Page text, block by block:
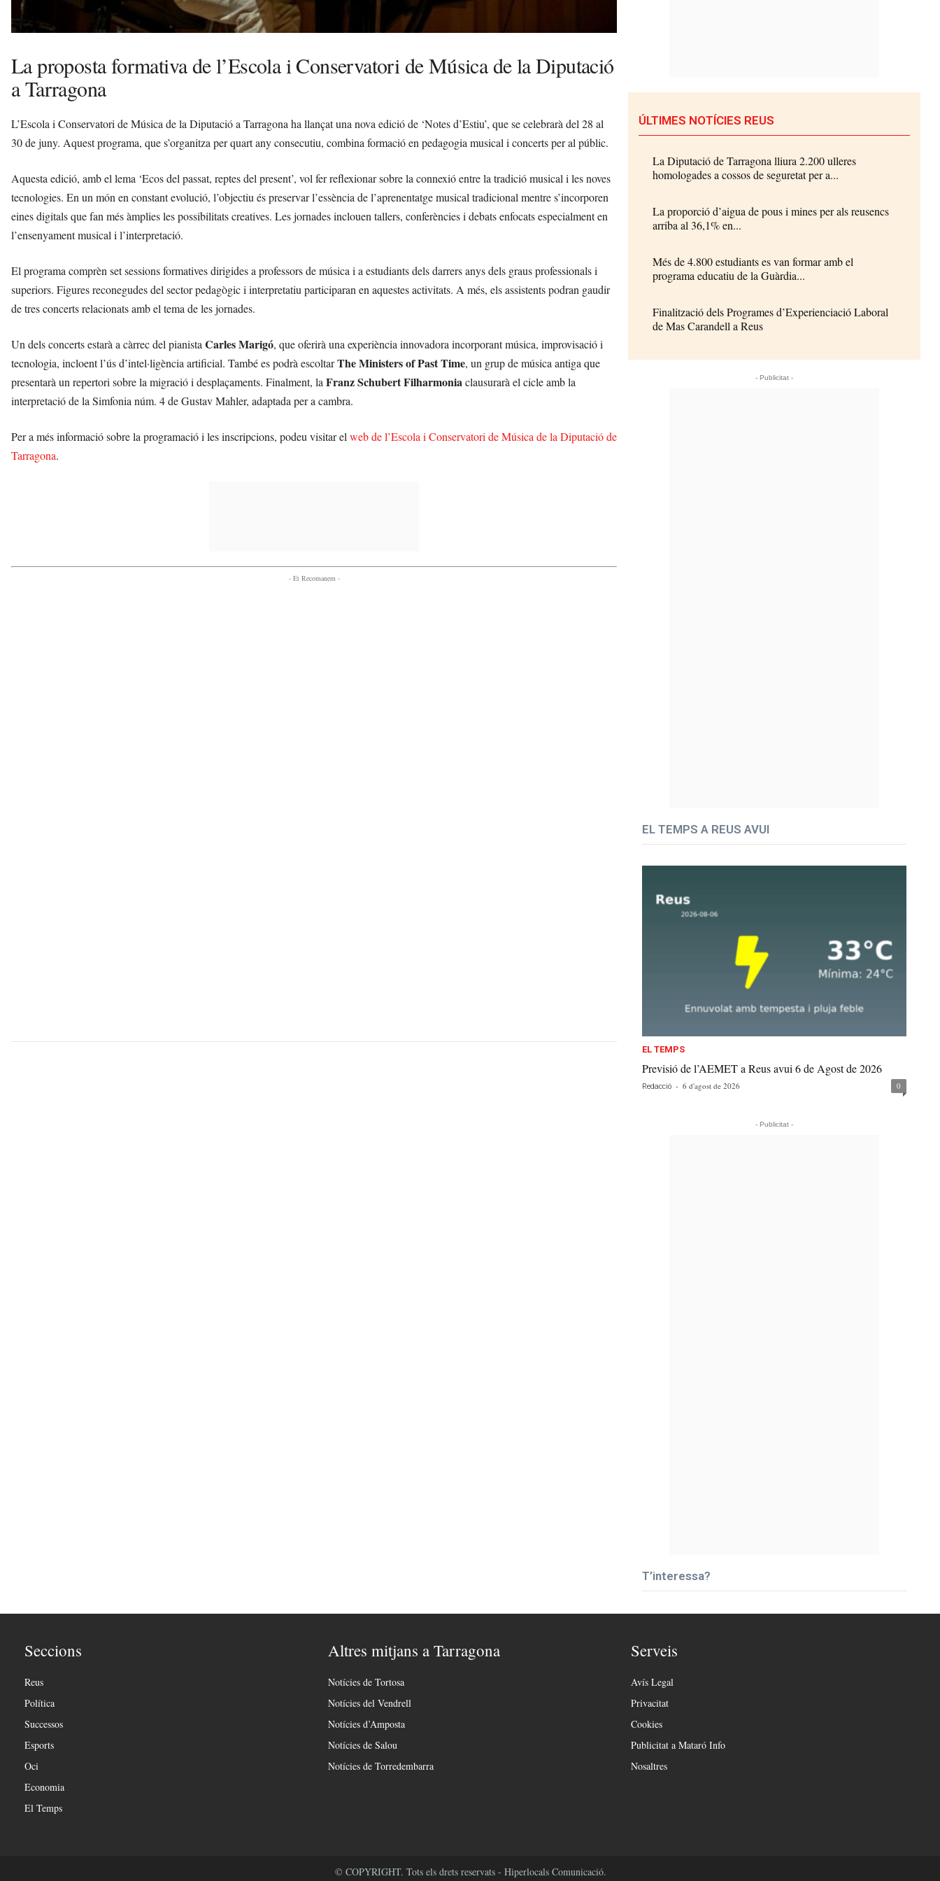
La proposta formativa de l’Escola i Conservatori de Música de la Diputació
a Tarragona
L’Escola i Conservatori de Música de la Diputació a Tarragona ha llançat una nova edició de ‘Notes d’Estiu’, que se celebrarà del 28 al
30 de juny. Aquest programa, que s’organitza per quart any consecutiu, combina formació en pedagogia musical i concerts per al públic.
Aquesta edició, amb el lema ‘Ecos del passat, reptes del present’, vol fer reflexionar sobre la connexió entre la tradició musical i les noves
tecnologies. En un món en constant evolució, l’objectiu és preservar l’essència de l’aprenentatge musical tradicional mentre s’incorporen
eines digitals que fan més àmplies les possibilitats creatives. Les jornades inclouen tallers, conferències i debats enfocats especialment en
l’ensenyament musical i l’interpretació.
El programa comprèn set sessions formatives dirigides a professors de música i a estudiants dels darrers anys dels graus professionals i
superiors. Figures reconegudes del sector pedagògic i interpretatiu participaran en aquestes activitats. A més, els assistents podran gaudir
de tres concerts relacionats amb el tema de les jornades.
Un dels concerts estarà a càrrec del pianista Carles Marigó, que oferirà una experiència innovadora incorporant música, improvisació i
tecnologia, incloent l’ús d’intel·ligència artificial. També es podrà escoltarThe Ministers of Past Time, un grup de música antiga que
presentarà un repertori sobre la migració i desplaçaments. Finalment, la Franz Schubert Filharmoniaclausurarà el cicle amb la
interpretació de la Simfonia núm. 4 de Gustav Mahler, adaptada per a cambra.
Per a més informació sobre la programació i les inscripcions, podeu visitar el web de l’Escola i Conservatori de Música de la Diputació de
Tarragona.
- Et Recomanem -
ÚLTIMES NOTÍCIES REUS
La Diputació de Tarragona lliura 2.200 ulleres
homologades a cossos de seguretat per a...
La proporció d’aigua de pous i mines per als reusencs
arriba al 36,1% en...
Més de 4.800 estudiants es van formar amb el
programa educatiu de la Guàrdia...
Finalització dels Programes d’Experienciació Laboral
de Mas Carandell a Reus
- Publicitat -
EL TEMPS A REUS AVUI
EL TEMPS
Previsió de l’AEMET a Reus avui 6 de Agost de 2026
Redacció - 6 d'agost de 2026 0
- Publicitat -
T’interessa?
Seccions
Reus
Política
Successos
Esports
Oci
Economia
El Temps
Altres mitjans a Tarragona
Notícies de Tortosa
Notícies del Vendrell
Notícies d’Amposta
Notícies de Salou
Notícies de Torredembarra
Serveis
Avís Legal
Privacitat
Cookies
Publicitat a Mataró Info
Nosaltres
© COPYRIGHT. Tots els drets reservats - Hiperlocals Comunicació.